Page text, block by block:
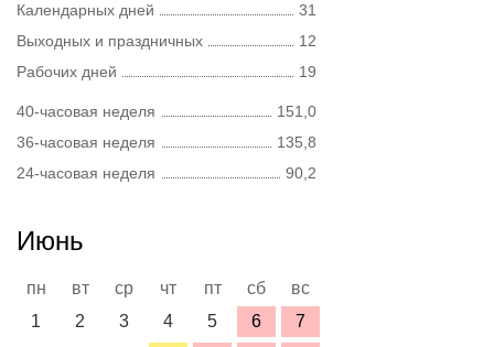
Календарных дней
31
Выходных и праздничных
12
Рабочих дней
19
40-часовая неделя
151,0
36-часовая неделя
135,8
24-часовая неделя
90,2
Июнь
пн вт ср чт пт сб
вс
1
2 3 4 5 6
7